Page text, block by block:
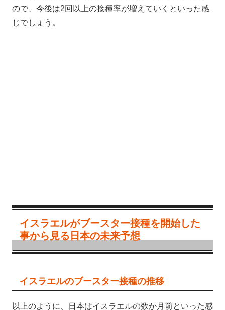
ので、今後は2回以上の接種率が増えていくといった感
じでしょう。
イスラエルがブースター接種を開始した
事から見る日本の未来予想
イスラエルのブースター接種の推移
以上のように、日本はイスラエルの数か月前といった感